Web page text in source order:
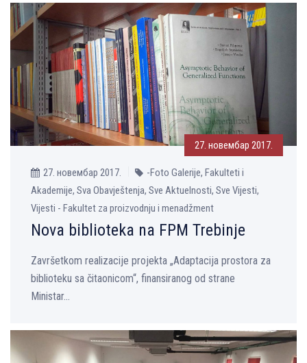
27. новембар 2017.
27. новембар 2017.
-Foto Galerije, Fakulteti i
Akademije, Sva Obavještenja, Sve Aktuelnosti, Sve Vijesti,
Vijesti - Fakultet za proizvodnju i menadžment
Nova biblioteka na FPM Trebinje
Završetkom realizacije projekta „Adaptacija prostora za
biblioteku sa čitaonicom“, finansiranog od strane
Ministar...